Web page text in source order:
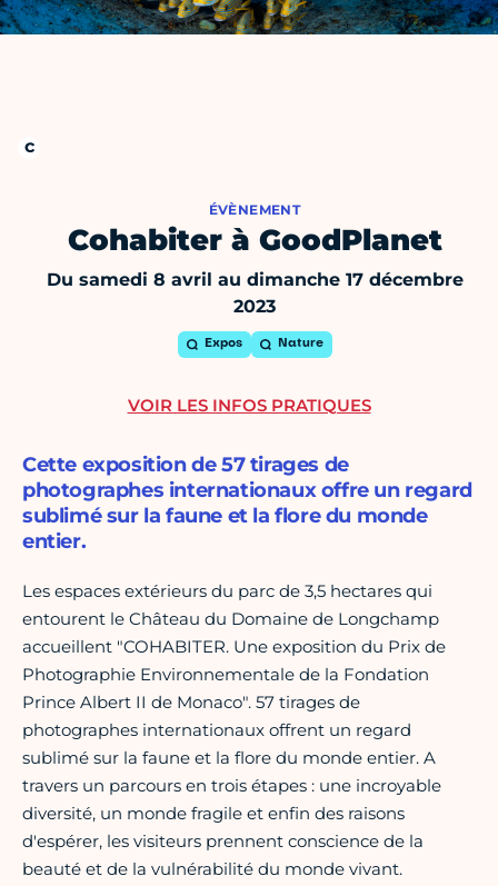
ÉVÈNEMENT
Cohabiter à GoodPlanet
Du samedi 8 avril au dimanche 17 décembre
2023
Expos Nature
Cette exposition de 57 tirages de
photographes internationaux offre un regard
sublimé sur la faune et la flore du monde
entier.
Les espaces extérieurs du parc de 3,5 hectares qui
entourent le Château du Domaine de Longchamp
accueillent "COHABITER. Une exposition du Prix de
Photographie Environnementale de la Fondation
Prince Albert II de Monaco". 57 tirages de
photographes internationaux offrent un regard
sublimé sur la faune et la flore du monde entier. A
travers un parcours en trois étapes : une incroyable
diversité, un monde fragile et enfin des raisons
d'espérer, les visiteurs prennent conscience de la
beauté et de la vulnérabilité du monde vivant.
VOIR LES INFOS PRATIQUES